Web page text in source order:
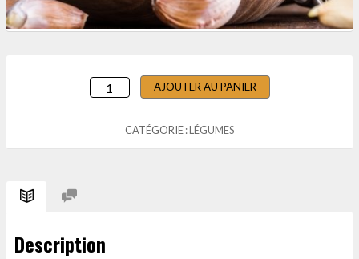
QUANTITÉ
-
AJOUTER AU PANIER
CATÉGORIE :LÉGUMES
Description